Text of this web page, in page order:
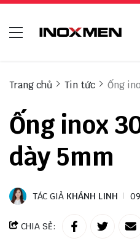
Trang chủ Tin tức Ống
Ống inox
dày 5mm
TÁC GIẢ KHÁNH LINH
CHIA SẺ: